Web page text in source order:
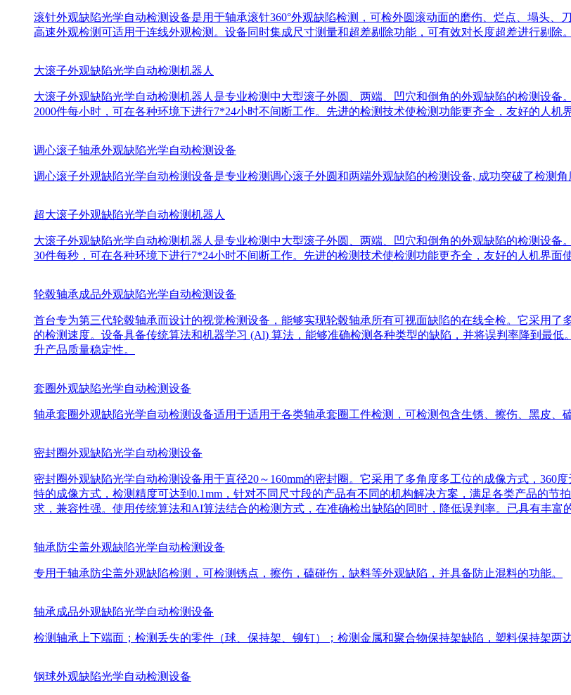
滚针外观缺陷光学自动检测设备是用于轴承滚针360°外观缺陷检测，可检外圆滚动面的磨伤、烂点、塌头、
高速外观检测可适用于连线外观检测。设备同时集成尺寸测量和超差剔除功能，可有效对长度超差进行剔除。
大滚子外观缺陷光学自动检测机器人
大滚子外观缺陷光学自动检测机器人是专业检测中大型滚子外圆、两端、凹穴和倒角的外观缺陷的检测设
2000件每小时，可在各种环境下进行7*24小时不间断工作。先进的检测技术使检测功能更齐全，友好的人机
调心滚子轴承外观缺陷光学自动检测设备
调心滚子外观缺陷光学自动检测设备是专业检测调心滚子外圆和两端外观缺陷的检测设备, 成功突破了检测
超大滚子外观缺陷光学自动检测机器人
大滚子外观缺陷光学自动检测机器人是专业检测中大型滚子外圆、两端、凹穴和倒角的外观缺陷的检测设
30件每秒，可在各种环境下进行7*24小时不间断工作。先进的检测技术使检测功能更齐全，友好的人机界面
轮毂轴承成品外观缺陷光学自动检测设备
首台专为第三代轮毂轴承而设计的视觉检测设备，能够实现轮毂轴承所有可视面缺陷的在线全检。它采用
的检测速度。设备具备传统算法和机器学习 (Al) 算法，能够准确检测各种类型的缺陷，并将误判率降到最
升产品质量稳定性。
套圈外观缺陷光学自动检测设备
轴承套圈外观缺陷光学自动检测设备适用于适用于各类轴承套圈工件检测，可检测包含生锈、擦伤、黑皮、
密封圈外观缺陷光学自动检测设备
密封圈外观缺陷光学自动检测设备用于直径20～160mm的密封圈。它采用了多角度多工位的成像方式，360
特的成像方式，检测精度可达到0.1mm，针对不同尺寸段的产品有不同的机构解决方案，满足各类产品的
求，兼容性强。使用传统算法和AI算法结合的检测方式，在准确检出缺陷的同时，降低误判率。已具有丰富
轴承防尘盖外观缺陷光学自动检测设备
专用于轴承防尘盖外观缺陷检测，可检测锈点，擦伤，磕碰伤，缺料等外观缺陷，并具备防止混料的功能。
轴承成品外观缺陷光学自动检测设备
检测轴承上下端面；检测丢失的零件（球、保持架、铆钉）；检测金属和聚合物保持架缺陷，塑料保持架两
钢球外观缺陷光学自动检测设备